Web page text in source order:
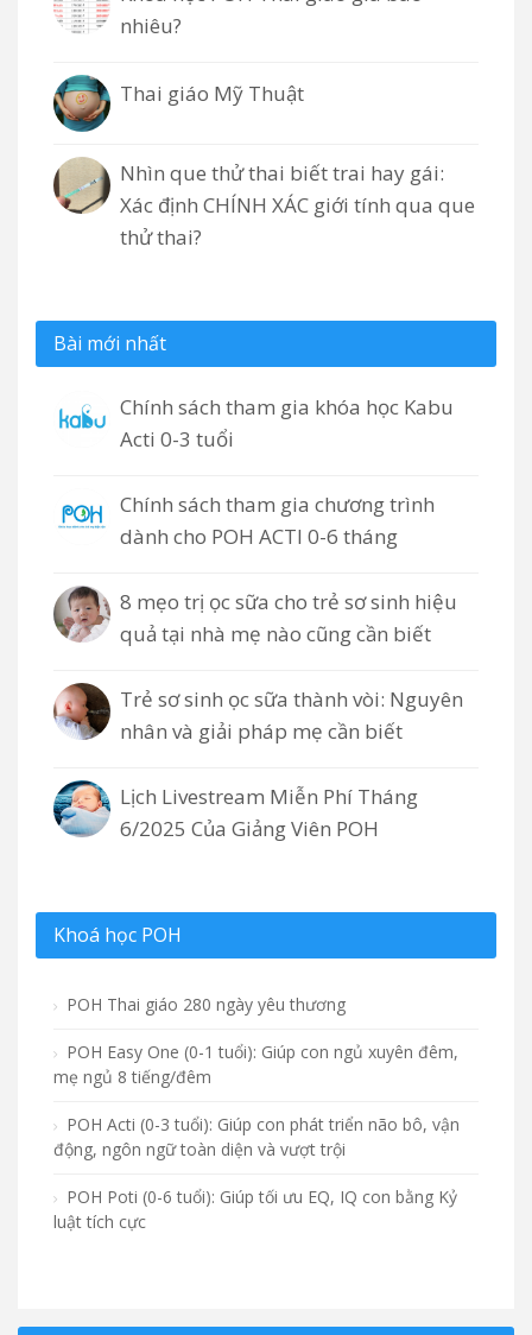
nhiêu?
Thai giáo Mỹ Thuật
Nhìn que thử thai biết trai hay gái:
Xác định CHÍNH XÁC giới tính qua que
thử thai?
Bài mới nhất
Chính sách tham gia khóa học Kabu
Acti 0-3 tuổi
Chính sách tham gia chương trình
dành cho POH ACTI 0-6 tháng
8 mẹo trị ọc sữa cho trẻ sơ sinh hiệu
quả tại nhà mẹ nào cũng cần biết
Trẻ sơ sinh ọc sữa thành vòi: Nguyên
nhân và giải pháp mẹ cần biết
Lịch Livestream Miễn Phí Tháng
6/2025 Của Giảng Viên POH
Khoá học POH
POH Thai giáo 280 ngày yêu thương
POH Easy One (0-1 tuổi): Giúp con ngủ xuyên đêm,
mẹ ngủ 8 tiếng/đêm
POH Acti (0-3 tuổi): Giúp con phát triển não bô, vận
động, ngôn ngữ toàn diện và vượt trội
POH Poti (0-6 tuổi): Giúp tối ưu EQ, IQ con bằng Kỷ
luật tích cực